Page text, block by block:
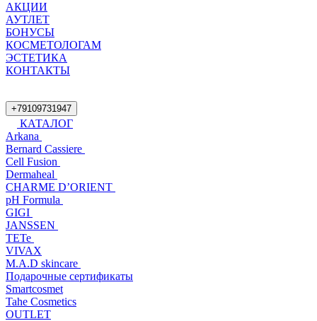
АКЦИИ
АУТЛЕТ
БОНУСЫ
КОСМЕТОЛОГАМ
ЭСТЕТИКА
КОНТАКТЫ
+79109731947
КАТАЛОГ
Arkana
Bernard Cassiere
Cell Fusion
Dermaheal
CHARME D’ORIENT
pH Formula
GIGI
JANSSEN
TETe
VIVAX
M.A.D skincare
Подарочные сертификаты
Smartcosmet
Tahe Cosmetics
OUTLET